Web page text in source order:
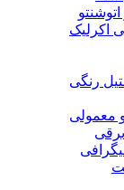
اکرلیک
رنگی
معمولی
برقی